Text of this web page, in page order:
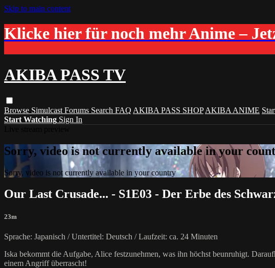
Skip to main content
Klicke hier für noch mehr Anime –
AKIBA PASS TV
Browse Simulcast Forums Search FAQ AKIBA PASS SHOP AKIBA ANIME
Start Watching Sign In
Sorry, video is not currently available in your
Sorry, video is not currently available in your country
Our Last Crusade... - S1E03 - Der Erbe des
23m
Sprache: Japanisch / Untertitel: Deutsch / Laufzeit: ca. 24 Minuten
Iska bekommt die Aufgabe, Alice festzunehmen, was ihn höchst beunruhigt.
einem Angriff überrascht!